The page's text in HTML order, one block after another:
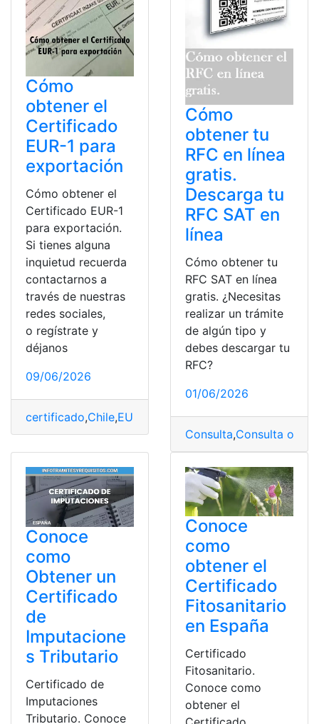
Cómo
obtener el
Certificado
EUR-1 para
exportación
Cómo obtener el
Certificado EUR-1
para exportación.
Si tienes alguna
inquietud recuerda
contactarnos a
través de nuestras
redes sociales,
o regístrate y
déjanos
09/06/2026
certificado,Chile,EUR-1 Exportación,lista,Obtener
Cómo
obtener tu
RFC en línea
gratis.
Descarga tu
RFC SAT en
línea
Cómo obtener tu
RFC SAT en línea
gratis. ¿Necesitas
realizar un trámite
de algún tipo y
debes descargar tu
RFC?
01/06/2026
Consulta,Consulta online
Conoce
como
Obtener un
Certificado
de
Imputacione
s Tributario
Certificado de
Imputaciones
Tributario. Conoce
Conoce
como
obtener el
Certificado
Fitosanitario
en España
Certificado
Fitosanitario.
Conoce como
obtener el